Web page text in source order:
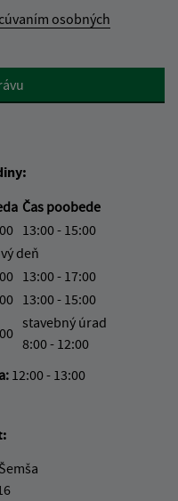
osobných
Čas poobede
13:00 - 15:00
deň
13:00 - 17:00
13:00 - 15:00
stavebný úrad
8:00 - 12:00
12:00 - 13:00